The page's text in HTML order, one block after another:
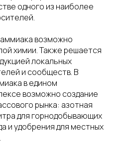
одного из наиболее
возможно
химии. Также решается
локальных
и сообществ. В
в едином
возможно создание
рынка: азотная
для горнодобывающих
и удобрения для местных